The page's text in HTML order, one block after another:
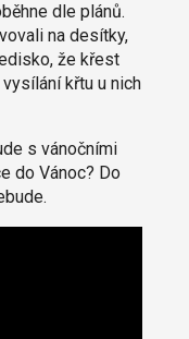
dle plánů.
na desítky,
že křest
křtu u nich
s vánočními
do Vánoc? Do